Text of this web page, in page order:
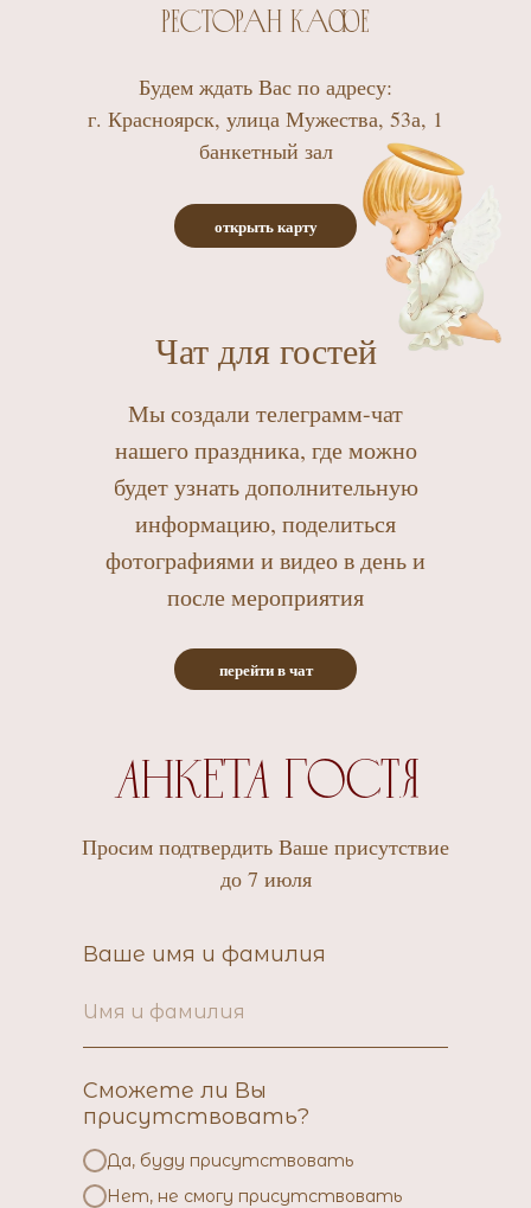
Чат для гостей
Мы создали телеграмм-чат
нашего праздника, где можно
будет узнать дополнительную
информацию, поделиться
фотографиями и видео в день и
после мероприятия
Будем ждать Вас по адресу:
г. Красноярск, улица Мужества, 53а, 1
банкетный зал
открыть карту
перейти в чат
ресторан кафе
Ваше имя и фамилия
Сможете ли Вы
присутствовать?
Да, буду присутствовать
Нет, не смогу присутствовать
АНКЕТА гостя
Просим подтвердить Ваше присутствие
до 7 июля